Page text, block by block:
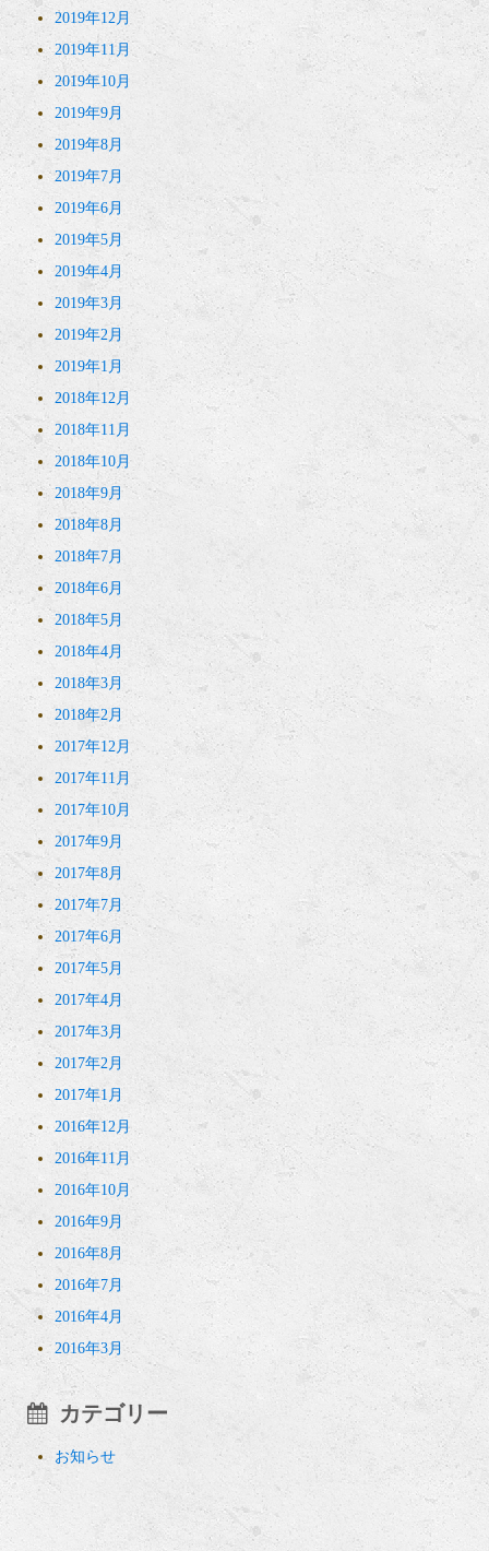
2019年12月
2019年11月
2019年10月
2019年9月
2019年8月
2019年7月
2019年6月
2019年5月
2019年4月
2019年3月
2019年2月
2019年1月
2018年12月
2018年11月
2018年10月
2018年9月
2018年8月
2018年7月
2018年6月
2018年5月
2018年4月
2018年3月
2018年2月
2017年12月
2017年11月
2017年10月
2017年9月
2017年8月
2017年7月
2017年6月
2017年5月
2017年4月
2017年3月
2017年2月
2017年1月
2016年12月
2016年11月
2016年10月
2016年9月
2016年8月
2016年7月
2016年4月
2016年3月
カテゴリー
お知らせ